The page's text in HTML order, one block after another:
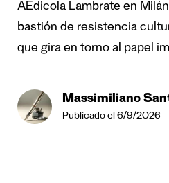
AEdicola Lambrate en
bastión de resistencia
que gira en torno al papel
Massimiliano
Publicado el 6/9/2026